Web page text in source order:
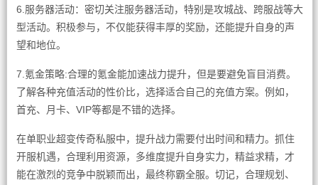
6.服务器活动：密切关注服务器活动，特别是攻城战、跨服战等大
型活动。积极参与，不仅能获得丰厚的奖励，还能提升自身的声
望和地位。
7.氪金策略:合理的氪金能加速战力提升，但是要避免盲目消费。
了解各种充值活动的性价比，选择适合自己的充值方案。例如，
首充、月卡、VIP等都是不错的选择。
在单职业超变传奇私服中，提升战力需要付出时间和精力。抓住
开服机遇，合理利用资源，多维度提升自身实力，精益求精，才
能在激烈的竞争中脱颖而出，最终称霸全服。切记，合理规划、